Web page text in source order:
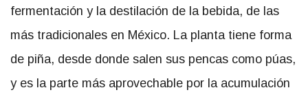
fermentación y la destilación de la bebida, de las
más tradicionales en México. La planta tiene forma
de piña, desde donde salen sus pencas como púas,
y es la parte más aprovechable por la acumulación